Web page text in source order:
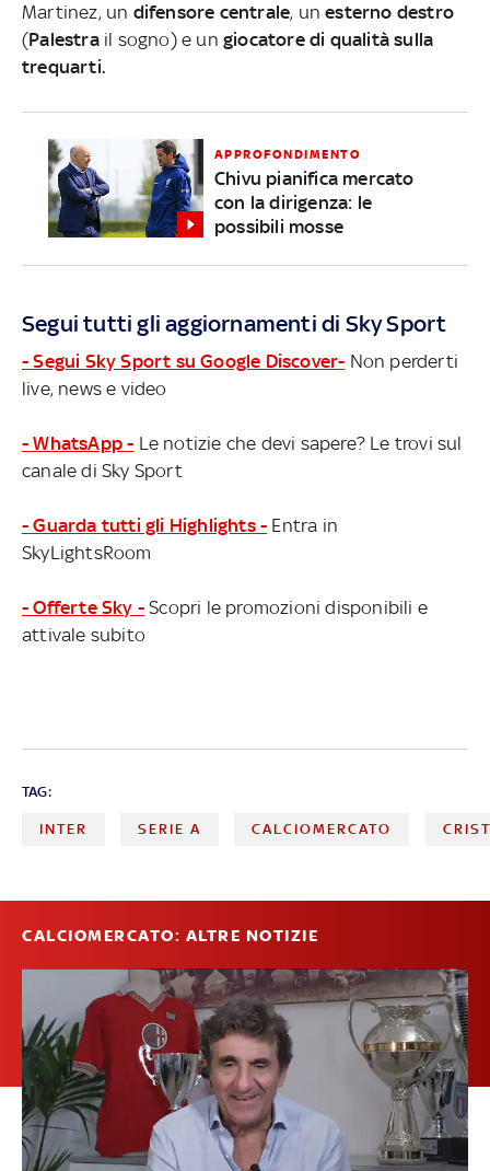
Martinez, un difensore centrale, unesterno destro
(Palestra il sogno) e ungiocatore di qualità sulla
trequarti.
APPROFONDIMENTO
Chivu pianifica mercato
con la dirigenza: le
possibili mosse
Segui tutti gli aggiornamenti di Sky Sport
- Segui Sky Sport su Google Discover- Non perderti
live, news e video
- WhatsApp - Le notizie che devi sapere? Le trovi sul
canale di Sky Sport
- Guarda tutti gli Highlights - Entra in
SkyLightsRoom
- Offerte Sky - Scopri le promozioni disponibili e
attivale subito
TAG:
INTER SERIE A CALCIOMERCATO
CALCIOMERCATO: ALTRE NOTIZIE